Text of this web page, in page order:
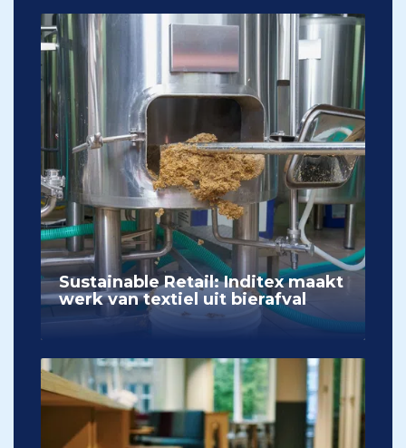
Sustainable Retail: Inditex maakt
werk van textiel uit bierafval